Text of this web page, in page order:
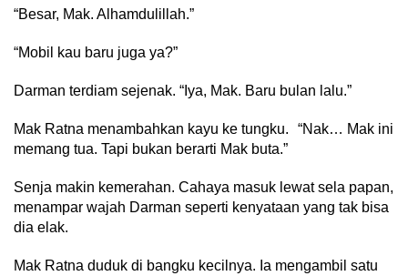
“Besar, Mak. Alhamdulillah.”
“Mobil kau baru juga ya?”
Darman terdiam sejenak. “Iya, Mak. Baru bulan lalu.”
Mak Ratna menambahkan kayu ke tungku. “Nak… Mak ini
memang tua. Tapi bukan berarti Mak buta.”
Senja makin kemerahan. Cahaya masuk lewat sela papan,
menampar wajah Darman seperti kenyataan yang tak bisa
dia elak.
Mak Ratna duduk di bangku kecilnya. Ia mengambil satu